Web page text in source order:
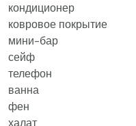
кондиционер
ковровое покрытие
мини-бар
сейф
телефон
ванна
фен
халат